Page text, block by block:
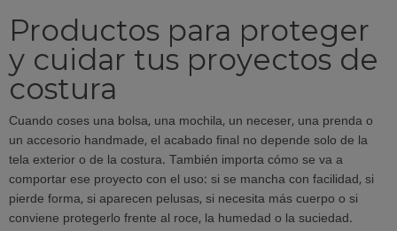
Productos para proteger
y cuidar tus proyectos de
costura
Cuando coses una bolsa, una mochila, un neceser, una prenda o
un accesorio handmade, el acabado final no depende solo de la
tela exterior o de la costura. También importa cómo se va a
comportar ese proyecto con el uso: si se mancha con facilidad, si
pierde forma, si aparecen pelusas, si necesita más cuerpo o si
conviene protegerlo frente al roce, la humedad o la suciedad.